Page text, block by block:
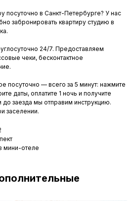
посуточно в Санкт-Петербурге? У нас
забронировать квартиру студию в
24/7. Предоставляем
чеки, бесконтактное
посуточно — всего за 5 минут: нажмите
даты, оплатите 1 ночь и получите
до заезда мы отправим инструкцию.
заселении.
мини-отеле